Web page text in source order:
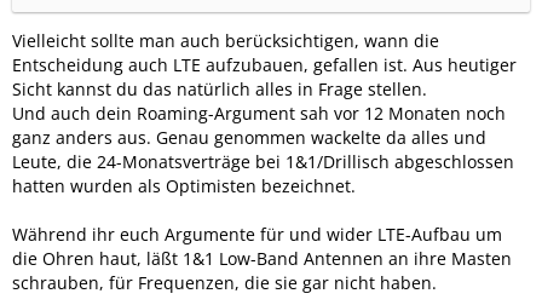
Vielleicht sollte man auch berücksichtigen, wann die
Entscheidung auch LTE aufzubauen, gefallen ist. Aus heutiger
Sicht kannst du das natürlich alles in Frage stellen.
Und auch dein Roaming-Argument sah vor 12 Monaten noch
ganz anders aus. Genau genommen wackelte da alles und
Leute, die 24-Monatsverträge bei 1&1/Drillisch abgeschlossen
hatten wurden als Optimisten bezeichnet.
Während ihr euch Argumente für und wider LTE-Aufbau um
die Ohren haut, läßt 1&1 Low-Band Antennen an ihre Masten
schrauben, für Frequenzen, die sie gar nicht haben.